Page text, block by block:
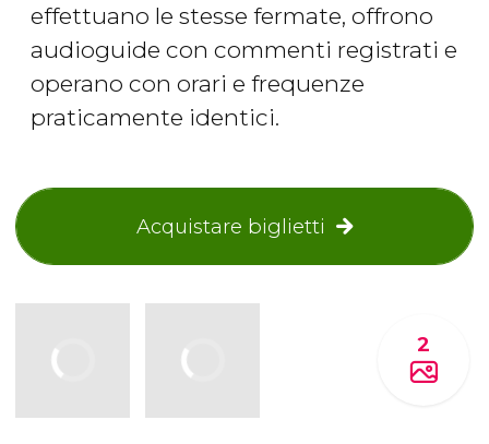
effettuano le stesse fermate, offrono
audioguide con commenti registrati e
operano con orari e frequenze
praticamente identici.
Acquistare biglietti
2